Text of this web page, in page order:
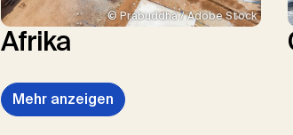
© Prabuddha / Adobe Stock
Afrika
Mehr anzeigen